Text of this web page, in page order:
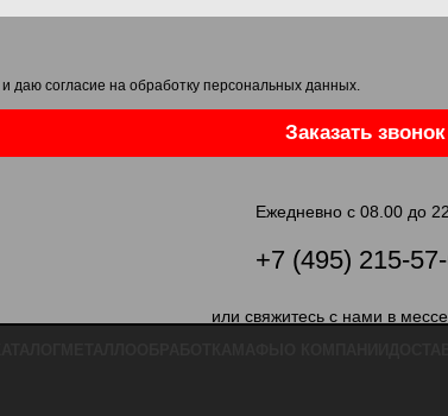
и даю согласие на обработку персональных данных
Заказать звонок
Ежедневно с 08.00 до
+7 (495) 215-
или свяжитесь с нами в